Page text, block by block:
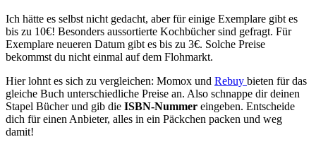
Ich hätte es selbst nicht gedacht, aber für einige Exemplare gibt es
bis zu 10€! Besonders aussortierte Kochbücher sind gefragt. Für
Exemplare neueren Datum gibt es bis zu 3€. Solche Preise
bekommst du nicht einmal auf dem Flohmarkt.
Hier lohnt es sich zu vergleichen: Momox und Rebuy bieten für das
gleiche Buch unterschiedliche Preise an. Also schnappe dir deinen
Stapel Bücher und gib die ISBN-Nummer eingeben. Entscheide
dich für einen Anbieter, alles in ein Päckchen packen und weg
damit!